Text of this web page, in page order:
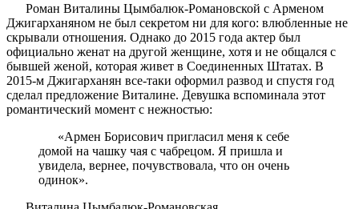
Роман Виталины Цымбалюк-Романовской с Арменом
Джигарханяном не был секретом ни для кого: влюбленные не
скрывали отношения. Однако до 2015 года актер был
официально женат на другой женщине, хотя и не общался с
бывшей женой, которая живет в Соединенных Штатах. В
2015-м Джигарханян все-таки оформил развод и спустя год
сделал предложение Виталине. Девушка вспоминала этот
романтический момент с нежностью:
«Армен Борисович пригласил меня к себе
домой на чашку чая с чабрецом. Я пришла и
увидела, вернее, почувствовала, что он очень
одинок».